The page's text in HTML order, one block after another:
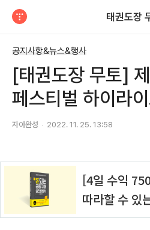
태권도장
공지사항&뉴스&행사
[태권도장 무토]
페스티벌 하이라
자아완성 2022. 11. 25. 13:58